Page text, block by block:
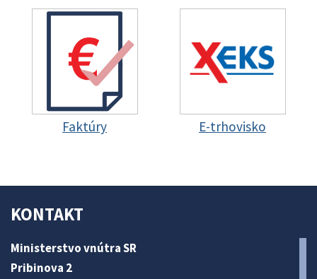
Faktúry E-trhovisko
KONTAKT
Ministerstvo vnútra SR
Pribinova 2